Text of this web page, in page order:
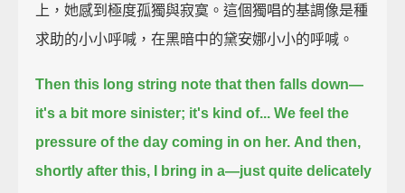
上，她感到極度孤獨與寂寞。這個獨唱的基調像是種
求助的小小呼喊，在黑暗中的黛安娜小小的呼喊。
Then this long string note that then falls down—
it's a bit more sinister; it's kind of... We feel the
pressure of the day coming in on her. And then,
shortly after this, I bring in a—just quite delicately